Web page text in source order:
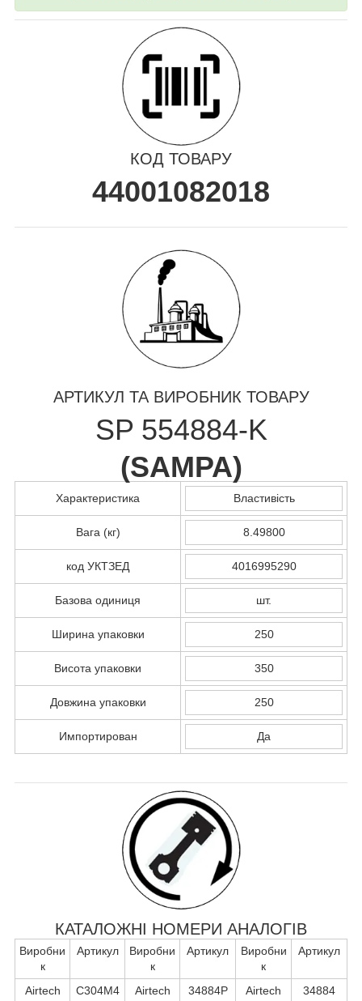
КОД ТОВАРУ
44001082018
АРТИКУЛ ТА ВИРОБНИК ТОВАРУ
SP 554884-K
(SAMPA)
Характеристика Властивість
Вага (кг) 8.49800
код УКТЗЕД 4016995290
Базова одиниця шт.
Ширина упаковки 250
Висота упаковки 350
Довжина упаковки 250
Импортирован Да
КАТАЛОЖНІ НОМЕРИ АНАЛОГІВ
Виробни
к
Артикул
Виробни
к
Артикул
Виробни
к
Артикул
Airtech C304M4 Airtech 34884P Airtech 34884